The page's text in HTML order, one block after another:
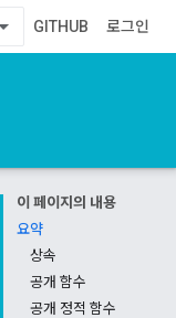
GITHUB 로그인
이 페이지의 내용
요약
상속
공개 함수
공개 정적 함수